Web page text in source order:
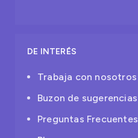
DE INTERÉS
Trabaja con nosotros
Buzon de sugerencias
Preguntas Frecuentes